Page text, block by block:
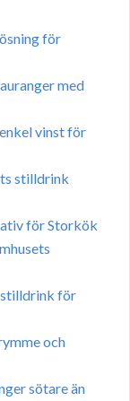
för
med
vinst för
stilldrink
för Storkök
stilldrink för
och
sötare än